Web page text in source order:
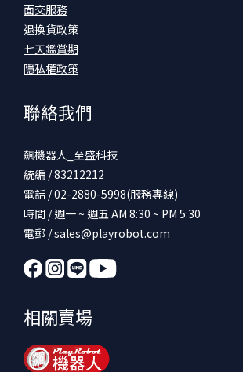
面交服務
退換貨政策
七天鑑賞期
隱私權政策
聯絡我們
飆機器人_至盛科技
統編 / 83212212
電話 / 02-2880-5998(服務專線)
時間 / 週一 ~ 週五 AM 8:30 ~ PM 5:30
電郵 /sales@playrobot.com
相關賣場